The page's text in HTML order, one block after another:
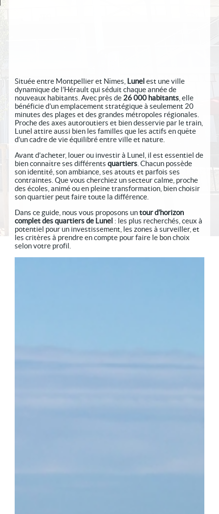
Située entre Montpellier et Nîmes, Lunel est une ville
dynamique de l’Hérault qui séduit chaque année de
nouveaux habitants. Avec près de 26 000 habitants , elle
bénéficie d’un emplacement stratégique à seulement 20
minutes des plages et des grandes métropoles régionales.
Proche des axes autoroutiers et bien desservie par le train,
Lunel attire aussi bien les familles que les actifs en quête
d’un cadre de vie équilibré entre ville et nature.
Avant d’acheter, louer ou investir à Lunel, il est essentiel de
bien connaître ses différentsquartiers . Chacun possède
son identité, son ambiance, ses atouts et parfois ses
contraintes. Que vous cherchiez un secteur calme, proche
des écoles, animé ou en pleine transformation, bien choisir
son quartier peut faire toute la différence.
Dans ce guide, nous vous proposons untour d’horizon
complet des quartiers de Lunel : les plus recherchés, ceux à
potentiel pour un investissement, les zones à surveiller, et
les critères à prendre en compte pour faire le bon choix
selon votre profil.